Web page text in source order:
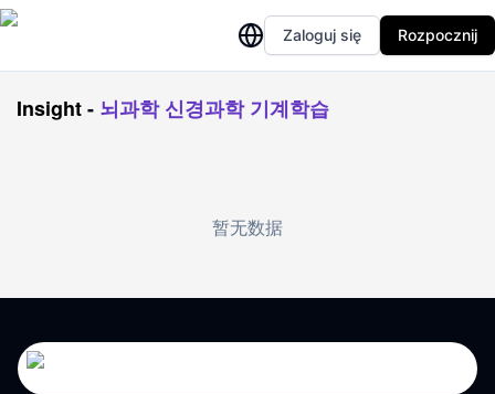
Zaloguj się Rozpocznij
Insight- 뇌과학 신경과학 기계학습
暂无数据